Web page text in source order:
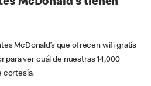
McDonald’s tienen
McDonald’s que ofrecen wifi gratis
para ver cuál de nuestras 14,000
cortesía.